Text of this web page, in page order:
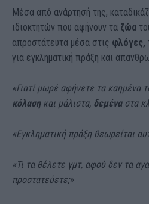
Μέσα από ανάρτησή της,
ιδιοκτητών που αφήνουν τα ζώα
απροστάτευτα μέσα στις φλόγες,
για εγκληματική πράξη και
«Γιατί μωρέ αφήνετε τα καημένα
κόλασηκαι μάλιστα, δεμέναστα
«Εγκληματική πράξη θεωρείται
«Τι τα θέλετε γμτ, αφού δεν τα
προστατεύετε;»